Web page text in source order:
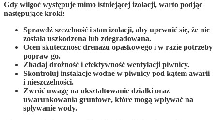
Gdy wilgoć występuje mimo istniejącej izolacji, warto podjąć
następujące kroki:
Sprawdź szczelność i stan izolacji, aby upewnić się, że nie
została uszkodzona lub zdegradowana.
Oceń skuteczność drenażu opaskowego i w razie potrzeby
popraw go.
Zbadaj drożność i efektywność wentylacji piwnicy.
Skontroluj instalacje wodne w piwnicy pod kątem awarii
i nieszczelności.
Zwróć uwagę na ukształtowanie działki oraz
uwarunkowania gruntowe, które mogą wpływać na
spływanie wody.